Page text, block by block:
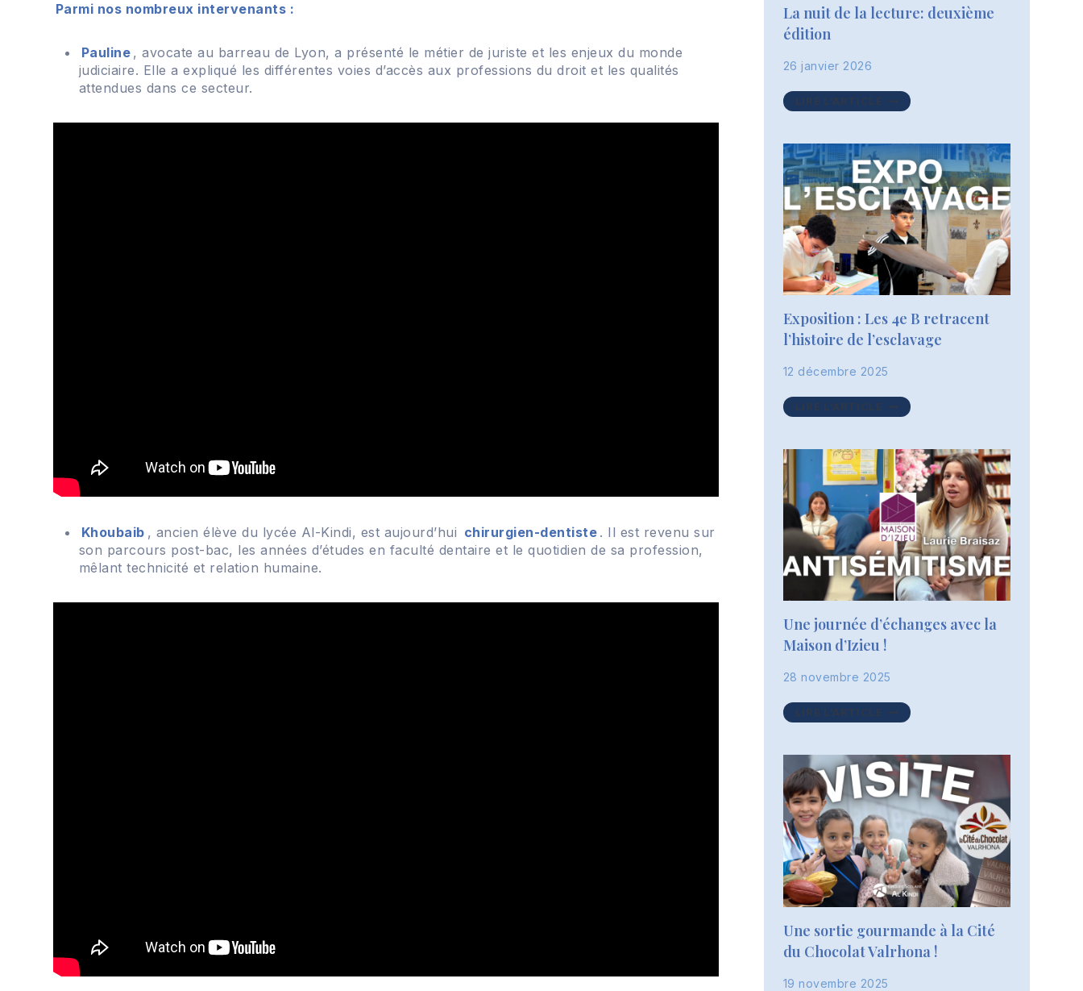
Parmi nos nombreux intervenants :
Pauline , avocate au barreau de Lyon, a présenté le métier de juriste et les enjeux du monde
judiciaire. Elle a expliqué les différentes voies d’accès aux professions du droit et les qualités
attendues dans ce secteur.
Khoubaib , ancien élève du lycée Al-Kindi, est aujourd’hui chirurgien-dentiste . Il est revenu sur
son parcours post-bac, les années d’études en faculté dentaire et le quotidien de sa profession,
mêlant technicité et relation humaine.
La nuit de la lecture: deuxième
édition
26 janvier 2026
LECTURE:
DEUXIÈME
ÉDITION
Exposition : Les 4e B retracent
l’histoire de l’esclavage
12 décembre 2025
EXPOSITION
4E
B
RETRACENT
L’HISTOIRE
DE
L’ESCLAVAGE
Une journée d’échanges avec la
Maison d’Izieu !
28 novembre 2025
AVEC
LA
MAISON
D’IZIEU
!
Une sortie gourmande à la Cité
du Chocolat Valrhona !
19 novembre 2025